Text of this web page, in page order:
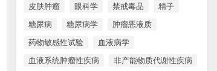
皮肤肿瘤
眼科学 禁戒毒品
精子
糖尿病
糖尿病学
肿瘤恶液质
药物敏感性试验
血液病学
血液系统肿瘤性疾病
非产能物质代谢性疾病